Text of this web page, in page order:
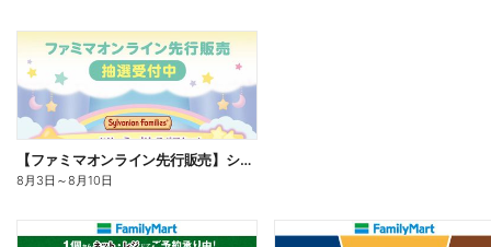
【ファミマオンライン先行販売】シルバニアファミリー
8月3日 ～8月10日